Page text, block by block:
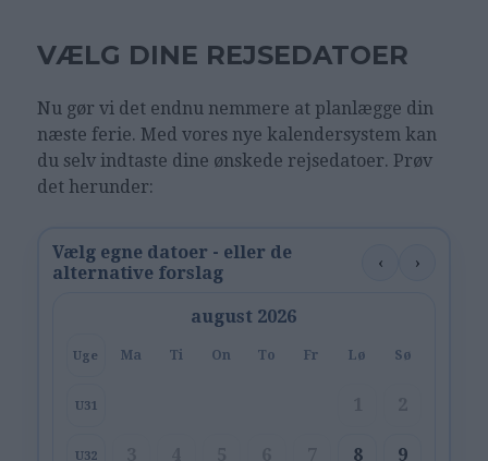
VÆLG DINE REJSEDATOER
Nu gør vi det endnu nemmere at planlægge din
næste ferie. Med vores nye kalendersystem kan
du selv indtaste dine ønskede rejsedatoer. Prøv
det herunder:
Vælg egne datoer - eller de
alternative forslag
‹ ›
august 2026
Uge Ma Ti On To Fr Lø Sø
U31
U32 8 9